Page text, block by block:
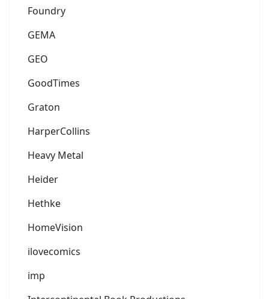
Foundry
GEMA
GEO
GoodTimes
Graton
HarperCollins
Heavy Metal
Heider
Hethke
HomeVision
ilovecomics
imp